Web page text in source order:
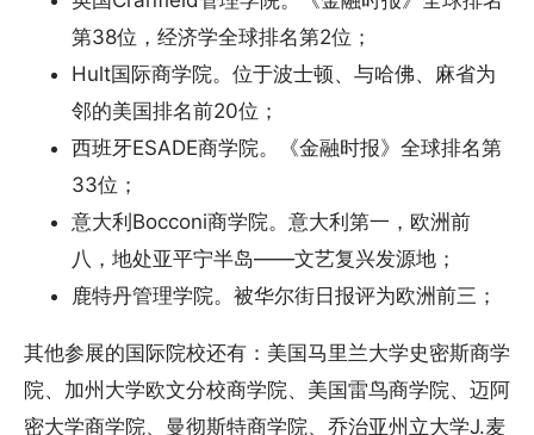
第38位，经济学全球排名第2位；
Hult国际商学院。位于波士顿、与哈佛、麻省为
邻的美国排名前20位；
西班牙ESADE商学院。《金融时报》全球排名第
33位；
意大利Bocconi商学院。意大利第一，欧洲前
八，地处亚平宁半岛——文艺复兴发源地；
鹿特丹管理学院。被华尔街日报评为欧洲前三；
其他参展的国际院校还有：美国马里兰大学史密斯商学
院、加州大学欧文分校商学院、美国雷鸟商学院、迈阿
密大学商学院、曼彻斯特商学院、乔治亚州立大学J.麦